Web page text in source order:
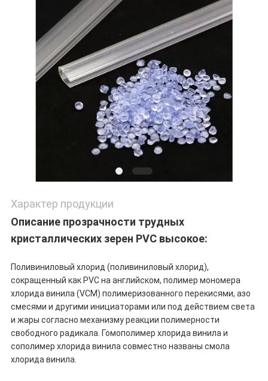
Характер продукции
Описание прозрачности трудных
кристаллических зерен PVC высокое:
Поливиниловый хлорид (поливиниловый хлорид),
сокращенный как PVC на английском, полимер мономера
хлорида винила (VCM) полимеризованного перекисями, азо
смесями и другими инициаторами или под действием света
и жары согласно механизму реакции полимерности
свободного радикала. Гомополимер хлорида винила и
сополимер хлорида винила совместно названы смола
хлорида винила.